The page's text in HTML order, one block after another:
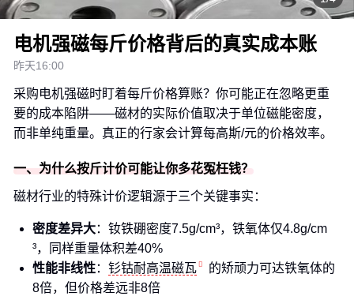
电机强磁每斤价格背后的真实成本账
昨天16:00
采购电机强磁时盯着每斤价格算账？你可能正在忽略更重
要的成本陷阱——磁材的实际价值取决于单位磁能密度，
而非单纯重量。真正的行家会计算每高斯/元的价格效率。
一、为什么按斤计价可能让你多花冤枉钱？
磁材行业的特殊计价逻辑源于三个关键事实：
密度差异大：钕铁硼密度7.5g/cm³，铁氧体仅4.8g/cm
³，同样重量体积差40%
性能非线性： 钐钴耐高温磁瓦
的矫顽力可达铁氧体的
8倍，但价格差远非8倍